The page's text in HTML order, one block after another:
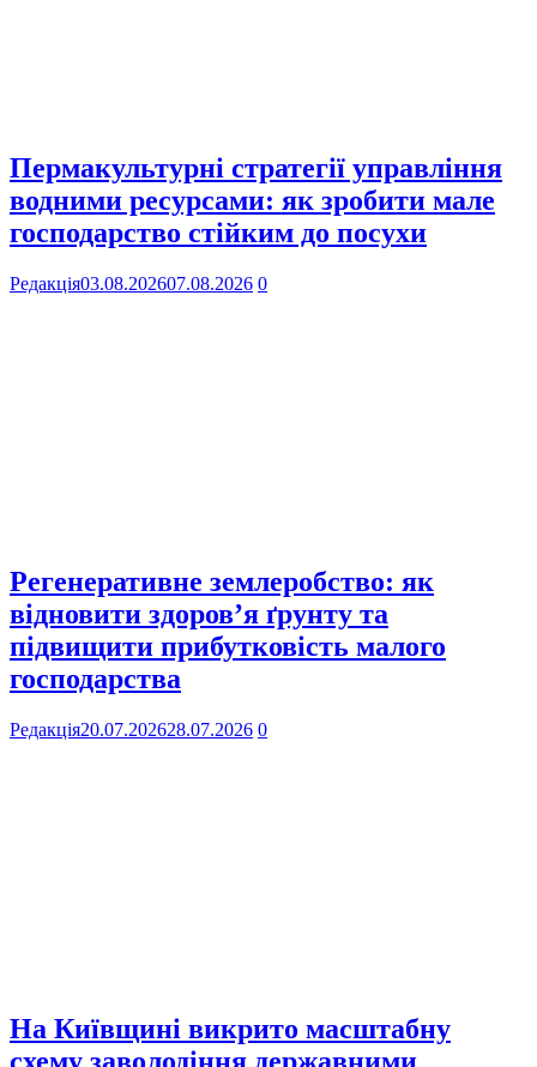
Пермакультурні стратегії управління
водними ресурсами: як зробити мале
господарство стійким до посухи
Редакція03.08.202607.08.2026 0
Регенеративне землеробство: як
відновити здоров’я ґрунту та
підвищити прибутковість малого
господарства
Редакція20.07.202628.07.2026 0
На Київщині викрито масштабну